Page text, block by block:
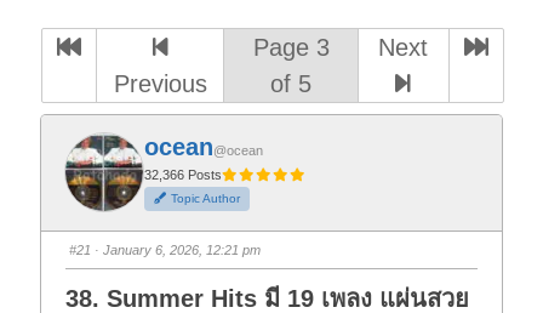
Previous
Page 3
of 5
Next
ocean@ocean
32,366 Posts
Topic Author
#21 · January 6, 2026, 12:21 pm
38. Summer Hits มี 19 เพลง แผ่นสวย